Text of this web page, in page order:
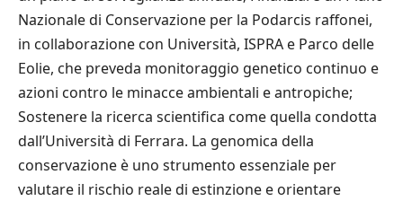
Nazionale di Conservazione per la Podarcis raffonei,
in collaborazione con Università, ISPRA e Parco delle
Eolie, che preveda monitoraggio genetico continuo e
azioni contro le minacce ambientali e antropiche;
Sostenere la ricerca scientifica come quella condotta
dall’Università di Ferrara. La genomica della
conservazione è uno strumento essenziale per
valutare il rischio reale di estinzione e orientare